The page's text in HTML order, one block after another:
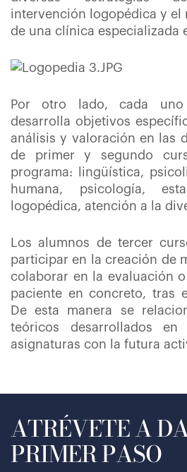
intervención logopédica y el
de una clínica especializada
Por otro lado, cada
desarrolla objetivos
análisis y valoración en las
de primer y segundo
programa: lingüística,
humana, psicología,
logopédica, atención a la
Los alumnos de tercer
participar en la creación de
colaborar en la evaluación
paciente en concreto, tras
De esta manera se
teóricos desarrollados
asignaturas con la futura
ATRÉVETE A
PRIMER PASO